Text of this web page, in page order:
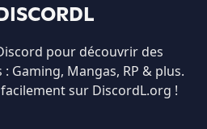
pour découvrir des
Gaming, Mangas, RP & plus.
sur DiscordL.org !